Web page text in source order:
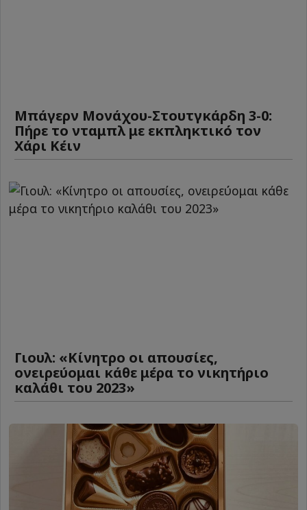
Μπάγερν Μονάχου-Στουτγκάρδη 3-0:
Πήρε το νταμπλ με εκπληκτικό τον
Χάρι Κέιν
Γιουλ: «Κίνητρο οι απουσίες,
ονειρεύομαι κάθε μέρα το νικητήριο
καλάθι του 2023»